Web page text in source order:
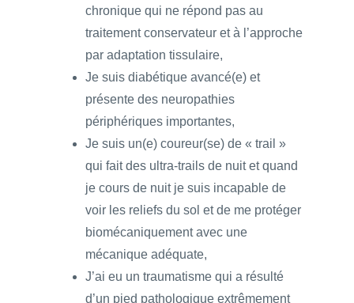
chronique qui ne répond pas au
traitement conservateur et à l’approche
par adaptation tissulaire,
Je suis diabétique avancé(e) et
présente des neuropathies
périphériques importantes,
Je suis un(e) coureur(se) de « trail »
qui fait des ultra-trails de nuit et quand
je cours de nuit je suis incapable de
voir les reliefs du sol et de me protéger
biomécaniquement avec une
mécanique adéquate,
J’ai eu un traumatisme qui a résulté
d’un pied pathologique extrêmement